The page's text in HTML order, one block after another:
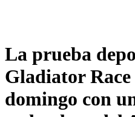
La prueba
Gladiator
domingo con